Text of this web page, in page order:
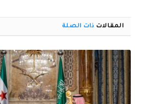
المقالات ذات الصلة